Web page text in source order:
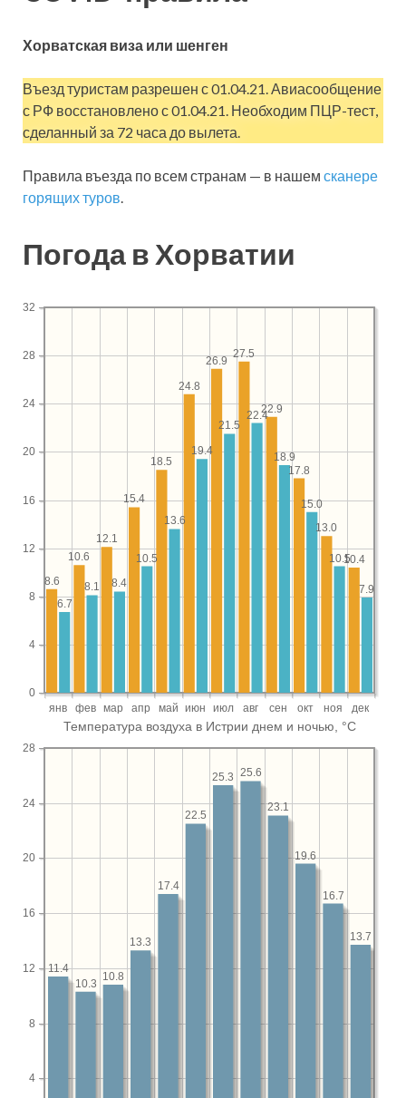
Хорватская виза или шенген
Въезд туристам разрешен с 01.04.21. Авиасообщение
с РФ восстановлено с 01.04.21. Необходим ПЦР-тест,
сделанный за 72 часа до вылета.
Правила въезда по всем странам — в нашем сканере
горящих туров.
Погода в Хорватии